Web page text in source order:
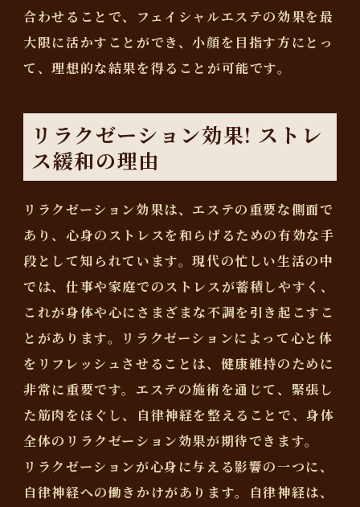
合わせることで、フェイシャルエステの効果を最
大限に活かすことができ、小顔を目指す方にとっ
て、理想的な結果を得ることが可能です。
リラクゼーション効果! ストレ
ス緩和の理由
リラクゼーション効果は、エステの重要な側面で
あり、心身のストレスを和らげるための有効な手
段として知られています。現代の忙しい生活の中
では、仕事や家庭でのストレスが蓄積しやすく、
これが身体や心にさまざまな不調を引き起こすこ
とがあります。リラクゼーションによって心と体
をリフレッシュさせることは、健康維持のために
非常に重要です。エステの施術を通じて、緊張し
た筋肉をほぐし、自律神経を整えることで、身体
全体のリラクゼーション効果が期待できます。
リラクゼーションが心身に与える影響の一つに、
自律神経への働きかけがあります。自律神経は、